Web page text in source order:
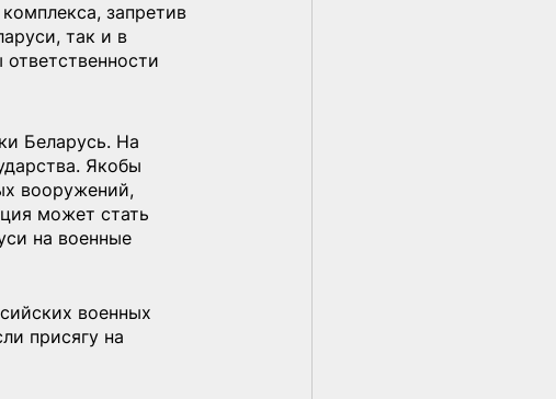
запретив
так и в
Беларусь. На
Якобы
вооружений,
может стать
на военные
военных
присягу на